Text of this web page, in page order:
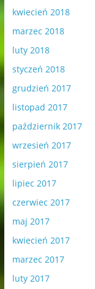
kwiecień 2018
marzec 2018
luty 2018
styczeń 2018
grudzień 2017
listopad 2017
październik 2017
wrzesień 2017
sierpień 2017
lipiec 2017
czerwiec 2017
maj 2017
kwiecień 2017
marzec 2017
luty 2017